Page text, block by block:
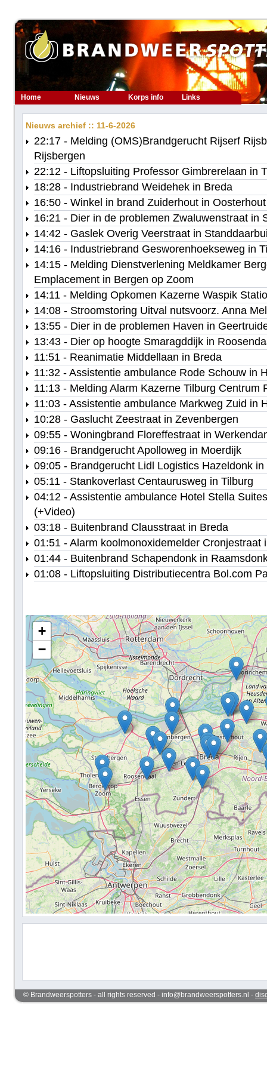
Home Nieuws Korps info Links
Nieuws archief :: 11-6-2026
22:17 - Melding (OMS)Brandgerucht Rijserf
Rijsbergen
22:12 - Liftopsluiting Professor Gimbrerelaan in
18:28 - Industriebrand Weidehek in Breda
16:50 - Winkel in brand Zuiderhout in Oosterhout
16:21 - Dier in de problemen Zwaluwenstraat in
14:42 - Gaslek Overig Veerstraat in
14:16 - Industriebrand Gesworenhoekseweg in
14:15 - Melding Dienstverlening Meldkamer
Emplacement in Bergen op Zoom
14:11 - Melding Opkomen Kazerne Waspik
14:08 - Stroomstoring Uitval nutsvoorz. Anna
13:55 - Dier in de problemen Haven in
13:43 - Dier op hoogte Smaragddijk in
11:51 - Reanimatie Middellaan in Breda
11:32 - Assistentie ambulance Rode Schouw in
11:13 - Melding Alarm Kazerne Tilburg Centrum
11:03 - Assistentie ambulance Markweg Zuid in
10:28 - Gaslucht Zeestraat in Zevenbergen
09:55 - Woningbrand Floreffestraat in
09:16 - Brandgerucht Apolloweg in Moerdijk
09:05 - Brandgerucht Lidl Logistics Hazeldonk in
05:11 - Stankoverlast Centaurusweg in Tilburg
04:12 - Assistentie ambulance Hotel Stella
(+Video)
03:18 - Buitenbrand Clausstraat in Breda
01:51 - Alarm koolmonoxidemelder Cronjestraat
01:44 - Buitenbrand Schapendonk in
01:08 - Liftopsluiting Distributiecentra Bol.com
+
−
© Brandweerspotters - all rights reserved - info@brandweerspotters.nl -